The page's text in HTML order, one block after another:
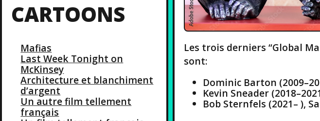
CARTOONS
Mafias
Last Week Tonight on
McKinsey
Architecture et blanchiment
d’argent
Un autre film tellement
français
Les trois derniers “Global
sont:
Dominic Barton
Kevin Sneader
Bob Sternfels (2021– ),